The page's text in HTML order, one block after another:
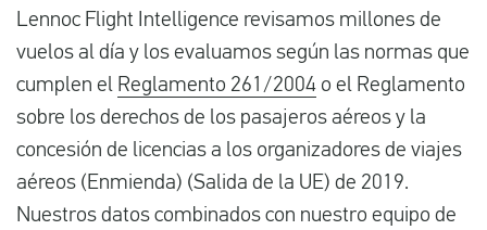
Lennoc Flight Intelligence revisamos millones de
vuelos al día y los evaluamos según las normas que
cumplen el Reglamento 261/2004 o el Reglamento
sobre los derechos de los pasajeros aéreos y la
concesión de licencias a los organizadores de viajes
aéreos (Enmienda) (Salida de la UE) de 2019.
Nuestros datos combinados con nuestro equipo de